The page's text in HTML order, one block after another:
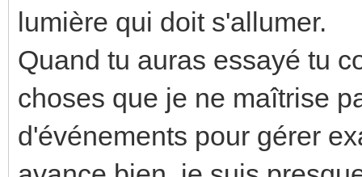
lumière qui doit s'allumer.
Quand tu auras essayé tu
choses que je ne maîtrise
d'événements pour gérer